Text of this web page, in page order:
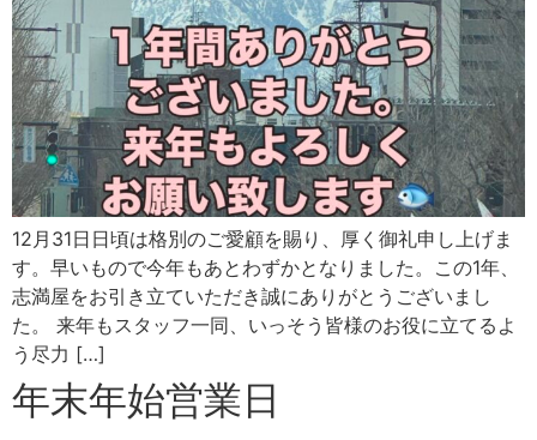
12月31日日頃は格別のご愛顧を賜り、厚く御礼申し上げま
す。早いもので今年もあとわずかとなりました。この1年、
志満屋をお引き立ていただき誠にありがとうございまし
た。 来年もスタッフ一同、いっそう皆様のお役に立てるよ
う尽力 […]
年末年始営業日